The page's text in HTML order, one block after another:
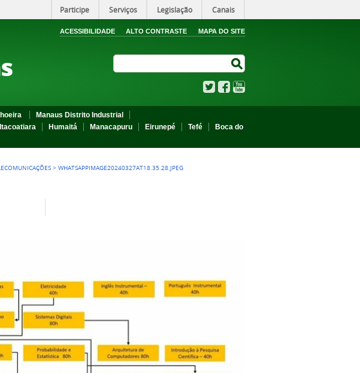
Participe Serviços Legislação Canais
ACESSIBILIDADE ALTO CONTRASTE MAPA DO SITE
TwitterFacebook
Manaus Distrito Industrial
Itacoatiara Humaitá Manacapuru Eirunepé Tefé
Boca do
>WHATSAPPIMAGE20240327AT18.35.28.JPEG